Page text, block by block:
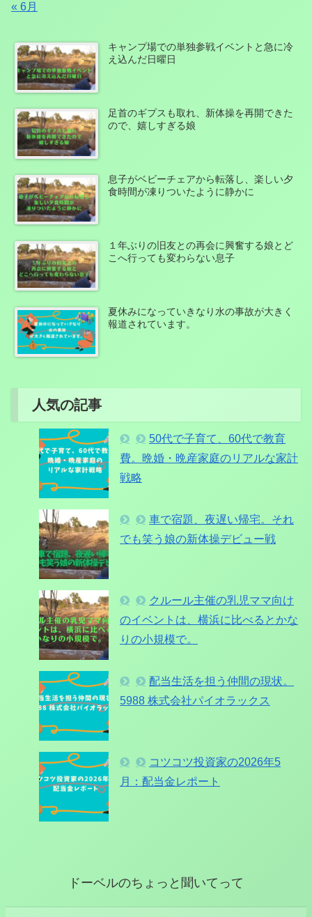
« 6月
キャンプ場での単独参戦イベントと急に冷
え込んだ日曜日
足首のギプスも取れ、新体操を再開できた
ので、嬉しすぎる娘
息子がベビーチェアから転落し、楽しい夕
食時間が凍りついたように静かに
１年ぶりの旧友との再会に興奮する娘とど
こへ行っても変わらない息子
夏休みになっていきなり水の事故が大きく
報道されています。
人気の記事
50代で子育て、60代で教育
費。晩婚・晩産家庭のリアルな家計
戦略
車で宿題、夜遅い帰宅。それ
でも笑う娘の新体操デビュー戦
クルール主催の乳児ママ向け
のイベントは、横浜に比べるとかな
りの小規模で。
配当生活を担う仲間の現状。
5988 株式会社パイオラックス
コツコツ投資家の2026年5
月：配当金レポート
ドーベルのちょっと聞いてって